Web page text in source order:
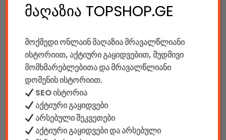
Original
price
was:
70.00 GEL.
Current
is:
53.00 GEL.
აღწერა დამატებითი ინფორმაცია
ᲐᲦᲬᲔᲠᲐ
მწარმოებელი: Defender
ინტერფეისი: USB
მაღაზია TOPSHOP.GE
მოქმედი ონლაინ მაღაზია მრავალწლიანი
ისტორიით, აქტიური გაყიდვებით, მუდმივი
მომხმარებლებითა და მრავალწლიანი
დომენის ისტორიით.
SEO ისტორია
აქტიური გაყიდვები
არსებული შეკვეთები
აქტიური გაყიდვები და არსებული